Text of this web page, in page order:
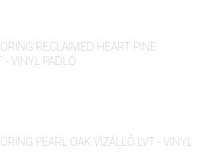
RECLAIMED HEART PINE
- VINYL PADLÓ
PEARL OAK VÍZÁLLÓ LVT - VINYL